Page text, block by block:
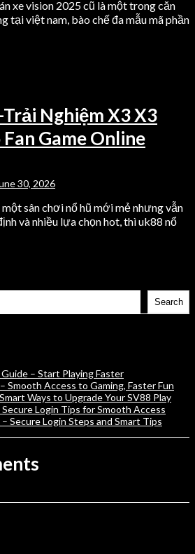
xe vision 2025 cũ là một trong căn
tại việt nam, bào chế đa mẫu mã phần
Nghiệm X3 X3
Game Online
30, 2026
sân chơi nổ hũ mới mẻ nhưng vẫn
và nhiều lựa chọn hot, thì uk88 nổ
Search
– Start Playing Faster
Smooth Access to Gaming, Faster Fun
Ways to Upgrade Your SV88 Play
Login Tips for Smooth Access
Secure Login Steps and Smart Tips